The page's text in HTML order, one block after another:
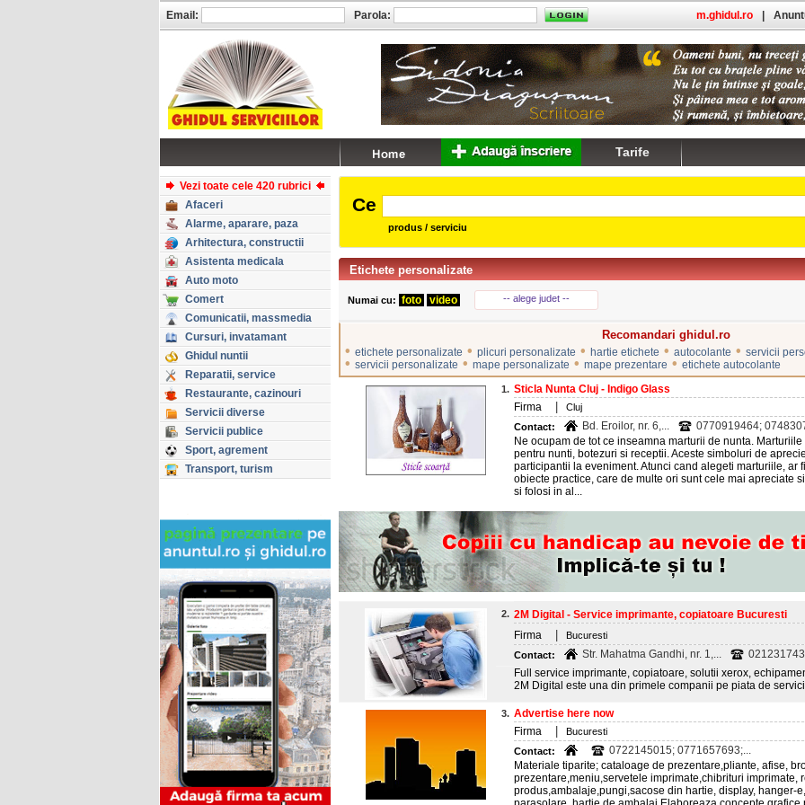
Vezi toate cele 420 rubrici
Afaceri
Alarme, aparare, paza
Arhitectura, constructii
Asistenta medicala
Auto moto
Comert
Comunicatii, massmedia
Cursuri, invatamant
Ghidul nuntii
Reparatii, service
Restaurante, cazinouri
Servicii diverse
Servicii publice
Sport, agrement
Transport, turism
Ce
produs / serviciu
Etichete personalizate
Numai cu: foto video -- alege judet --
Recomandari ghidul.ro
• etichete personalizate • plicuri personalizate • hartie etichete • autocolante • servicii
• servicii personalizate • mape personalizate • mape prezentare • etichete autocolante
1. Sticla Nunta Cluj - Indigo Glass
Firma
Cluj
Contact:
Bd. Eroilor, nr. 6,...
0770919464;
Ne ocupam de tot ce inseamna marturii de nunta.
pentru nunti, botezuri si receptii. Aceste simboluri de
participantii la eveniment. Atunci cand alegeti marturiile, ar
obiecte practice, care de multe ori sunt cele mai apreciate
si folosi in al...
2. 2M Digital - Service imprimante, copiatoare Bucuresti
Firma
Bucuresti
Contact:
Str. Mahatma Gandhi, nr. 1,...
Full service imprimante, copiatoare, solutii xerox,
2M Digital este una din primele companii pe piata de
3. Advertise here now
Firma
Bucuresti
Contact:
0722145015; 0771657693;...
Materiale tiparite; cataloage de prezentare,pliante, afise,
prezentare,meniu,servetele imprimate,chibrituri imprimate,
produs,ambalaje,pungi,sacose din hartie, display, hanger-
Email: Parola: m.ghidul.ro
Tarife